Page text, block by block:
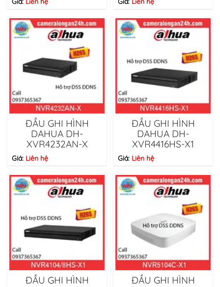
ĐẦU GHI HÌNH
DAHUA DH-
XVR4232AN-X
Giá: Liên hệ
ĐẦU GHI HÌNH
DAHUA DH-
XVR4416HS-X1
Giá: Liên hệ
ĐẦU GHI HÌNH
ĐẦU GHI HÌNH